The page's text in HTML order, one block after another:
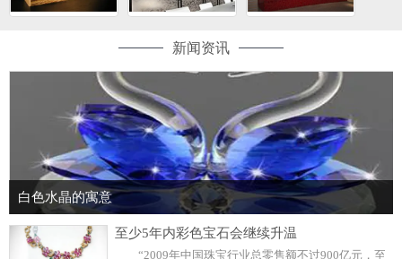
新闻资讯
白色水晶的寓意
至少5年内彩色宝石会继续升温
“2009年中国珠宝行业总零售额不过900亿元，至